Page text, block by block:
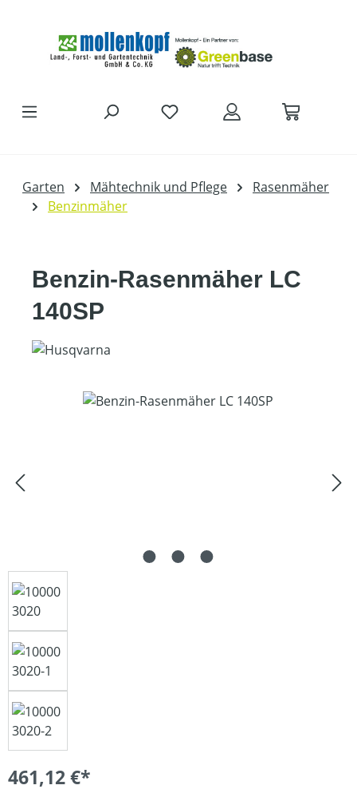
Garten Mähtechnik und Pflege
Rasenmäher
Benzinmäher
Benzin-Rasenmäher LC
140SP
Bildergalerie überspringen
461,12 €*